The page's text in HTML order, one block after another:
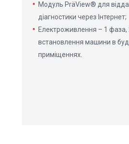
Модуль PräView® для
діагностики через Інтернет;
Електроживлення – 1 фаза,
встановлення машини в
приміщеннях.